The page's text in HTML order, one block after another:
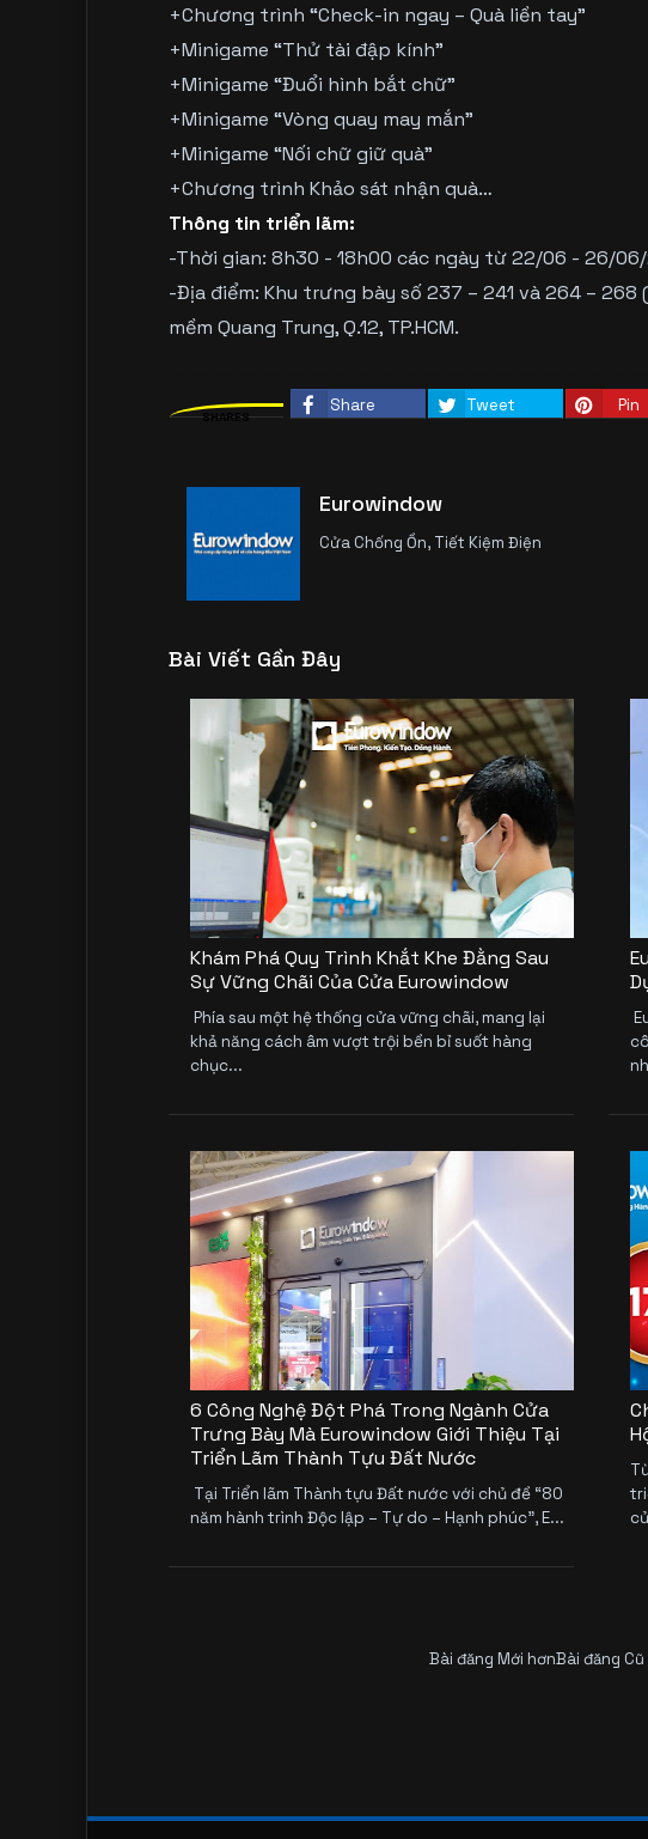
+Chương trình “Check-in ngay – Quà liền tay”
+Minigame “Thử tài đập kính”
+Minigame “Đuổi hình bắt chữ”
+Minigame “Vòng quay may mắn”
+Minigame “Nối chữ giữ quà”
+Chương trình Khảo sát nhận quà…
Thông tin triển lãm:
-Thời gian: 8h30 - 18h00 các ngày từ 22/06 - 26/
-Địa điểm: Khu trưng bày số 237 – 241 và 264 – 268
mềm Quang Trung, Q.12, TP.HCM.
SHARES
Share Tweet Pin
Eurowindow
Cửa Chống Ồn, Tiết Kiệm Điện
Bài Viết Gần Đây
Khám Phá Quy Trình Khắt Khe Đằng Sau
Sự Vững Chãi Của Cửa Eurowindow
Phía sau một hệ thống cửa vững chãi, mang lại
khả năng cách âm vượt trội bền bỉ suốt hàng
chục...
6 Công Nghệ Đột Phá Trong Ngành Cửa
Trưng Bày Mà Eurowindow Giới Thiệu Tại
Triển Lãm Thành Tựu Đất Nước
Tại Triển lãm Thành tựu Đất nước với chủ đề “80
năm hành trình Độc lập – Tự do – Hạnh phúc”, E...
Bài đăng Mới hơnBài đăng Cũ